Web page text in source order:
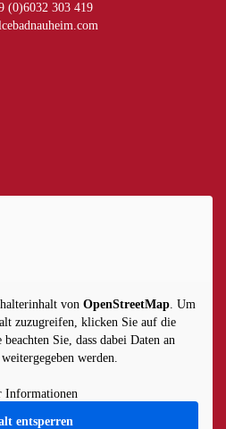
(0)6032 303 419
von OpenStreetMap. Um
zuzugreifen, klicken Sie auf die
Sie, dass dabei Daten an
werden.
Informationen
entsperren